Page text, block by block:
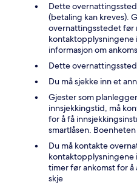
Dette
(betaling kan kreves).
overnattingsstedet før
kontaktopplysningene
informasjon om
Dette
Du må sjekke inn et
Gjester som
innsjekkingstid, må
for å få
smartlåsen.
Du må kontakte
kontaktopplysningene
timer før ankomst for å
skje